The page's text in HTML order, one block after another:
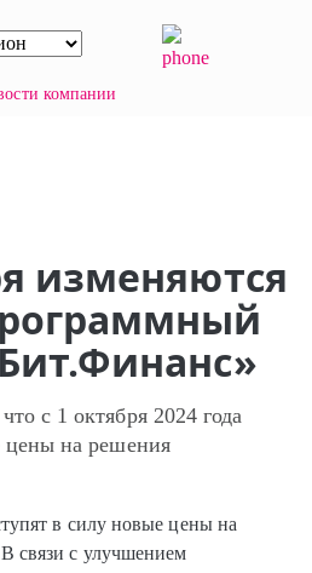
компании
изменяются
с 1 октября 2024 года
цены на решения
в силу новые цены на
связи с улучшением